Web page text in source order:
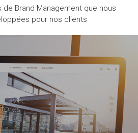
de Brand Management que nous
pour nos clients